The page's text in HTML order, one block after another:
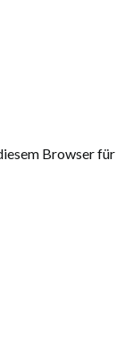
Browser für